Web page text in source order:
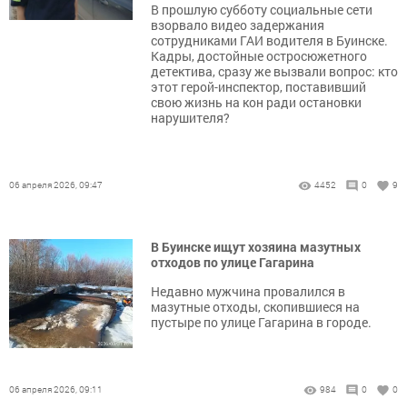
В прошлую субботу социальные сети
взорвало видео задержания
сотрудниками ГАИ водителя в Буинске.
Кадры, достойные остросюжетного
детектива, сразу же вызвали вопрос: кто
этот герой-инспектор, поставивший
свою жизнь на кон ради остановки
нарушителя?
06 апреля 2026, 09:47 4452 0 9
В Буинске ищут хозяина мазутных
отходов по улице Гагарина
Недавно мужчина провалился в
мазутные отходы, скопившиеся на
пустыре по улице Гагарина в городе.
06 апреля 2026, 09:11 984 0 0